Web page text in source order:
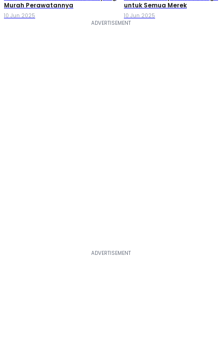
Murah Perawatannya
10 Jun 2025
untuk Semua Merek
10 Jun 2025